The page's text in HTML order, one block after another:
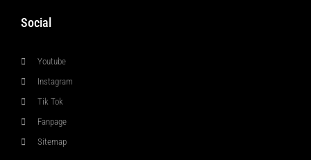
Social
Youtube
Instagram
Tik Tok
Fanpage
Sitemap